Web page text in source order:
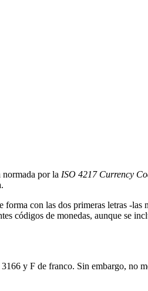
normada por la ISO 4217 Currency
con las dos primeras letras -las
códigos de monedas, aunque se
y F de franco. Sin embargo, no